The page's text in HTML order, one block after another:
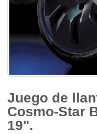
Juego de
Cosmo-Star
19".